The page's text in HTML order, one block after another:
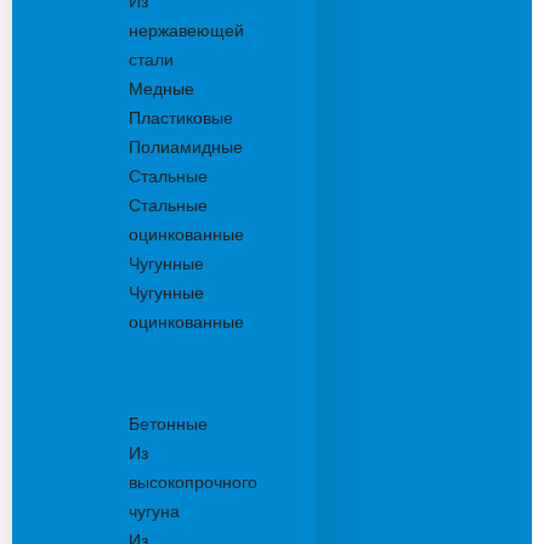
нержавеющей
стали
Медные
Пластиковые
Полиамидные
Стальные
Стальные
оцинкованные
Чугунные
Чугунные
оцинкованные
Бетонные
Из
высокопрочного
чугуна